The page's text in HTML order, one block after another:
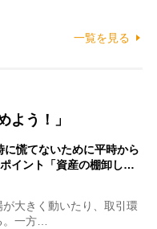
一覧を見る
よう！」
に慌てないために平時から
イント「資産の棚卸し…
大きく動いたり、取引環
一方…